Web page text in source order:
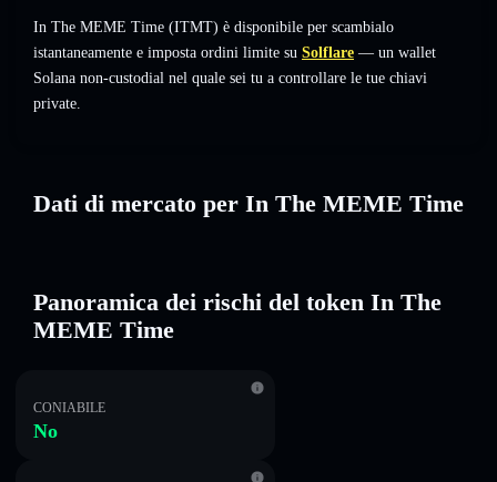
In The MEME Time (ITMT) è disponibile per scambialo
istantaneamente e imposta ordini limite su Solflare — un wallet
Solana non-custodial nel quale sei tu a controllare le tue chiavi
private.
Dati di mercato per In The MEME Time
Panoramica dei rischi del token In The
MEME Time
CONIABILE
No